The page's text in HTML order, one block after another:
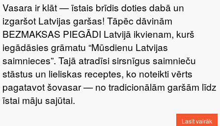
Vasara ir klāt — īstais brīdis doties dabā un
izgaršot Latvijas garšas! Tāpēc dāvinām
BEZMAKSAS PIEGĀDI Latvijā ikvienam, kurš
iegādāsies grāmatu “Mūsdienu Latvijas
saimnieces”. Tajā atradīsi sirsnīgus saimnieču
stāstus un lieliskas receptes, ko noteikti vērts
pagatavot šovasar — no tradicionālām garšām līdz
īstai māju sajūtai.
Lasīt vairāk